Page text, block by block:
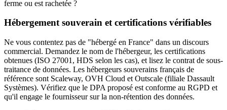
ferme ou est rachetée ?
Hébergement souverain et certifications vérifiables
Ne vous contentez pas de "hébergé en France" dans un discours
commercial. Demandez le nom de l'hébergeur, les certifications
obtenues (ISO 27001, HDS selon les cas), et lisez le contrat de sous-
traitance de données. Les hébergeurs souverains français de
référence sont Scaleway, OVH Cloud et Outscale (filiale Dassault
Systèmes). Vérifiez que le DPA proposé est conforme au RGPD et
qu'il engage le fournisseur sur la non-rétention des données.